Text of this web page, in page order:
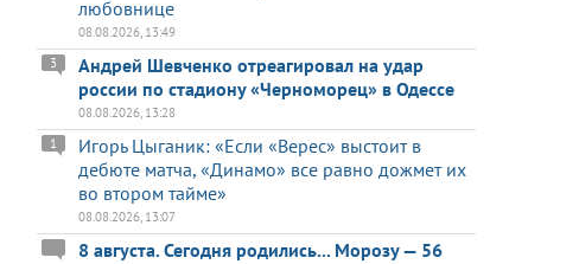
любовнице
08.08.2026, 13:49
Андрей Шевченко отреагировал на удар
россии по стадиону «Черноморец» в Одессе
3
08.08.2026, 13:28
Игорь Цыганик: «Если «Верес» выстоит в
дебюте матча, «Динамо» все равно дожмет их
во втором тайме»
1
08.08.2026, 13:07
8 августа. Сегодня родились... Морозу — 56